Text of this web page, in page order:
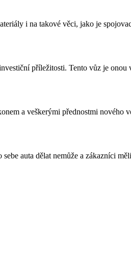
i na takové věci, jako je
příležitosti. Tento vůz je
a veškerými přednostmi nového
auta dělat nemůže a zákazníci